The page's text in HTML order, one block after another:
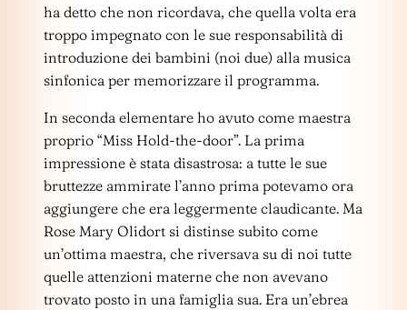
ha detto che non ricordava, che quella volta era
troppo impegnato con le sue responsabilità di
introduzione dei bambini (noi due) alla musica
sinfonica per memorizzare il programma.
In seconda elementare ho avuto come maestra
proprio “Miss Hold-the-door”. La prima
impressione è stata disastrosa: a tutte le sue
bruttezze ammirate l’anno prima potevamo ora
aggiungere che era leggermente claudicante. Ma
Rose Mary Olidort si distinse subito come
un’ottima maestra, che riversava su di noi tutte
quelle attenzioni materne che non avevano
trovato posto in una famiglia sua. Era un’ebrea